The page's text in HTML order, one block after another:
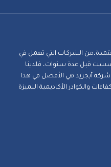
الشركات التي تعمل في
قبل عدة سنوات، فلدينا
شركة أبجريد هي الأفضل في هذا
والكوادر الأكاديمية اللميزة